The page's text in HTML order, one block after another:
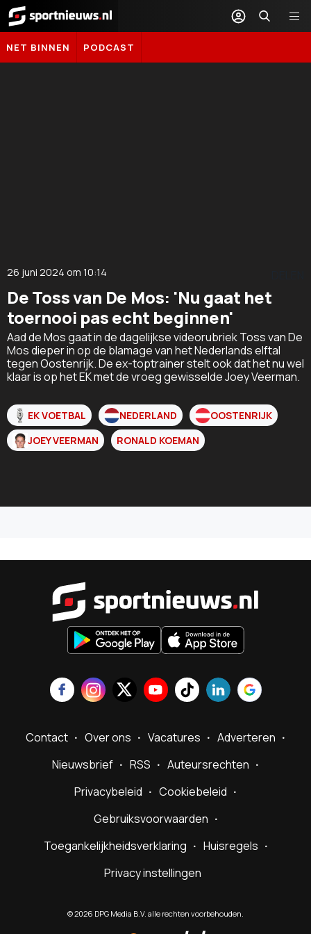
Sportnieuws.nl
NET BINNEN PODCAST
26 juni 2024 om 10:14
De Toss van De Mos: 'Nu gaat het
toernooi pas echt beginnen'
Aad de Mos gaat in de dagelijkse videorubriek Toss van De
Mos dieper in op de blamage van het Nederlands elftal
tegen Oostenrijk. De ex-toptrainer stelt ook dat het nu wel
klaar is op het EK met de vroeg gewisselde Joey Veerman.
EK VOETBAL NEDERLAND
OOSTENRIJK
JOEY VEERMAN
RONALD KOEMAN
Contact Over ons Vacatures
Adverteren
Nieuwsbrief
RSS
Auteursrechten
Privacybeleid
Cookiebeleid
Gebruiksvoorwaarden
Toegankelijkheidsverklaring
Huisregels
Privacy instellingen
©2026 DPG Media B.V. alle rechten voorbehouden.